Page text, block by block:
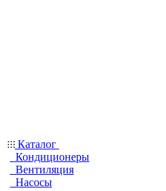
Каталог
Кондиционеры
Вентиляция
Насосы